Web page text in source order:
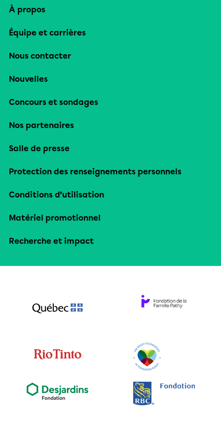
À propos
Équipe et carrières
Nous contacter
Nouvelles
Concours et sondages
Nos partenaires
Salle de presse
Protection des renseignements personnels
Conditions d’utilisation
Matériel promotionnel
Recherche et impact